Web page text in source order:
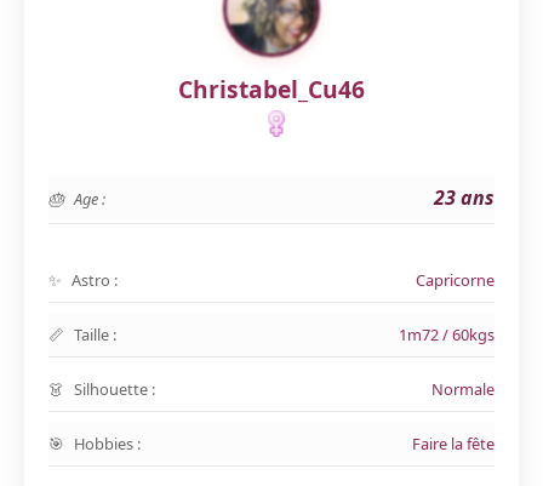
Christabel_Cu46
Age : 23 ans
Astro : Capricorne
Taille : 1m72 / 60kgs
Silhouette : Normale
Hobbies : Faire la fête